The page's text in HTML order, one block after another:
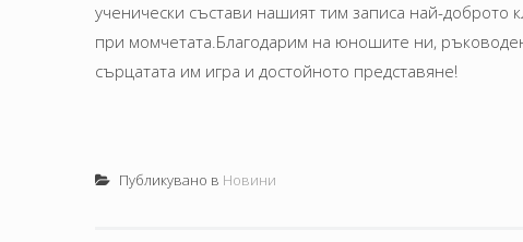
ученически състави нашият тим записа най-доброто
при момчетата.Благодарим на юношите ни,
сърцатата им игра и достойното представяне!
Публикувано в Новини